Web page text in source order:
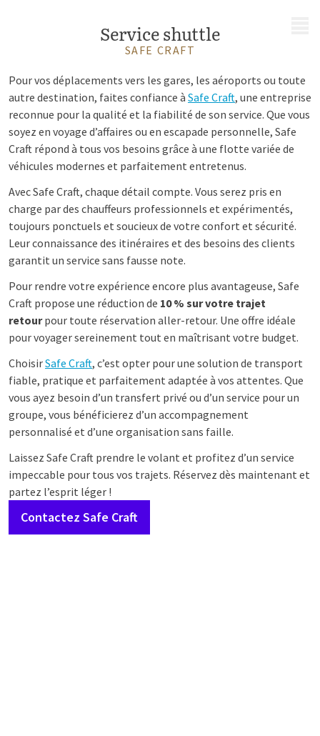
Service shuttle
SAFE CRAFT
Pour vos déplacements vers les gares, les aéroports ou toute
autre destination, faites confiance à Safe Craft, une entreprise
reconnue pour la qualité et la fiabilité de son service. Que vous
soyez en voyage d’affaires ou en escapade personnelle, Safe
Craft répond à tous vos besoins grâce à une flotte variée de
véhicules modernes et parfaitement entretenus.
Avec Safe Craft, chaque détail compte. Vous serez pris en
charge par des chauffeurs professionnels et expérimentés,
toujours ponctuels et soucieux de votre confort et sécurité.
Leur connaissance des itinéraires et des besoins des clients
garantit un service sans fausse note.
Pour rendre votre expérience encore plus avantageuse, Safe
Craft propose une réduction de 10 % sur votre trajet
retour pour toute réservation aller-retour. Une offre idéale
pour voyager sereinement tout en maîtrisant votre budget.
ChoisirSafe Craft, c’est opter pour une solution de transport
fiable, pratique et parfaitement adaptée à vos attentes. Que
vous ayez besoin d’un transfert privé ou d’un service pour un
groupe, vous bénéficierez d’un accompagnement
personnalisé et d’une organisation sans faille.
Laissez Safe Craft prendre le volant et profitez d’un service
impeccable pour tous vos trajets. Réservez dès maintenant et
partez l’esprit léger !
Contactez Safe Craft